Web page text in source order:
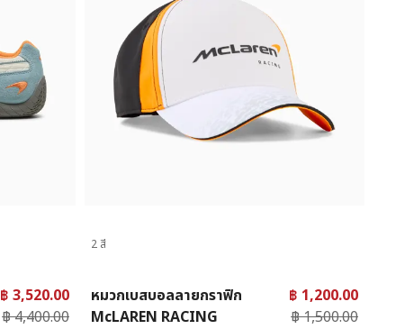
฿ 3,520.00
฿ 4,400.00
2 สี
หมวกเบสบอลลายกราฟิก
McLAREN RACING
฿ 1,200.00
฿ 1,500.00